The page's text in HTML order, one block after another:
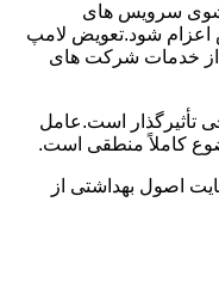
سرویس های
اعزام شود.تعویض لامپ
از خدمات شرکت های
تأثیرگذار است.عامل
کاملاً منطقی است.
اصول بهداشتی از